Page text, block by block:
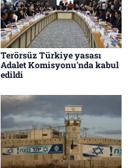
Terörsüz Türkiye yasası
Adalet Komisyonu'nda kabul
edildi